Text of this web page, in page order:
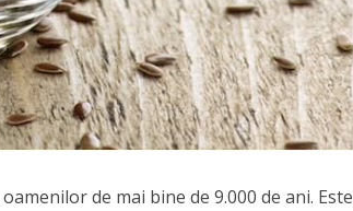
de mai bine de 9.000 de ani. Este